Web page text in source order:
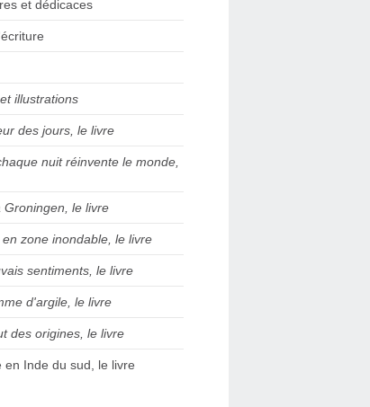
et dédicaces
illustrations
des jours, le livre
nuit réinvente le monde,
Groningen, le livre
zone inondable, le livre
sentiments, le livre
d'argile, le livre
des origines, le livre
en Inde du sud, le livre